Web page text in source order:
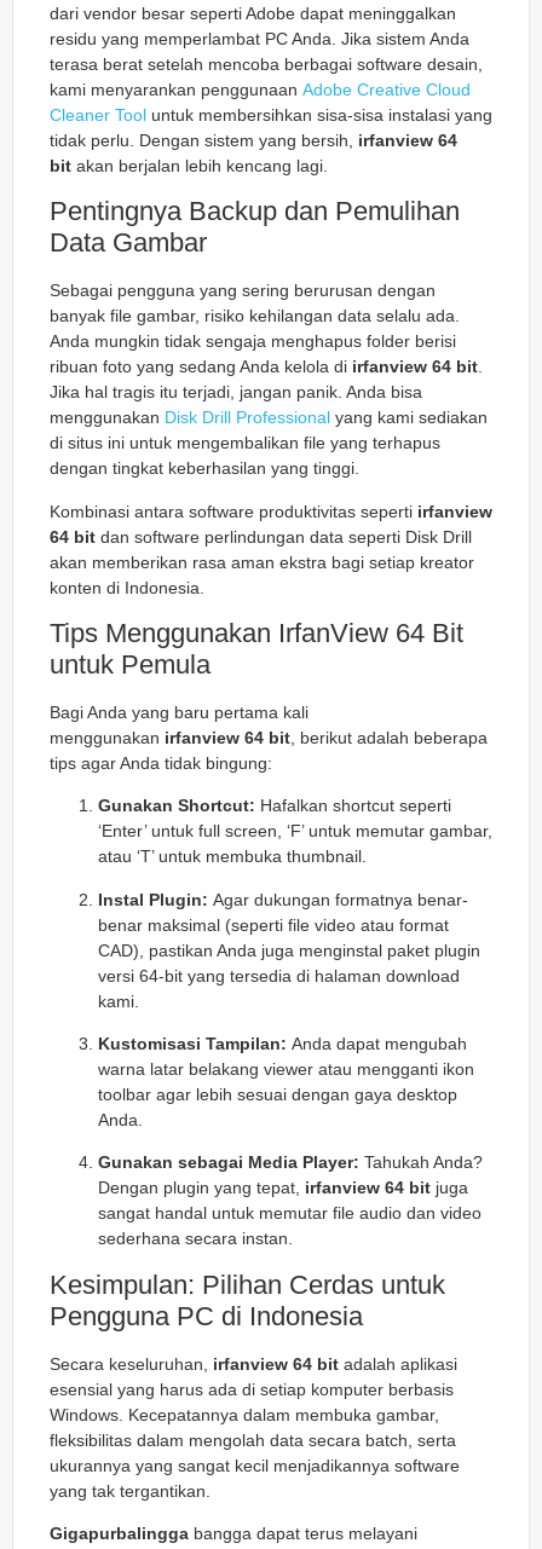
dari vendor besar seperti Adobe dapat meninggalkan
residu yang memperlambat PC Anda. Jika sistem Anda
terasa berat setelah mencoba berbagai software desain,
kami menyarankan penggunaan Adobe Creative Cloud
Cleaner Tool untuk membersihkan sisa-sisa instalasi yang
tidak perlu. Dengan sistem yang bersih, irfanview 64
bit akan berjalan lebih kencang lagi.
Pentingnya Backup dan Pemulihan
Data Gambar
Sebagai pengguna yang sering berurusan dengan
banyak file gambar, risiko kehilangan data selalu ada.
Anda mungkin tidak sengaja menghapus folder berisi
ribuan foto yang sedang Anda kelola di irfanview 64 bit
Jika hal tragis itu terjadi, jangan panik. Anda bisa
menggunakan Disk Drill Professional yang kami sediakan
di situs ini untuk mengembalikan file yang terhapus
dengan tingkat keberhasilan yang tinggi.
Kombinasi antara software produktivitas seperti irfanview
64 bit dan software perlindungan data seperti Disk Drill
akan memberikan rasa aman ekstra bagi setiap kreator
konten di Indonesia.
Tips Menggunakan IrfanView 64 Bit
untuk Pemula
Bagi Anda yang baru pertama kali
menggunakan irfanview 64 bit , berikut adalah beberapa
tips agar Anda tidak bingung:
Gunakan Shortcut: Hafalkan shortcut seperti
‘Enter’ untuk full screen, ‘F’ untuk memutar gambar,
atau ‘T’ untuk membuka thumbnail.
Instal Plugin: Agar dukungan formatnya benar-
benar maksimal (seperti file video atau format
CAD), pastikan Anda juga menginstal paket plugin
versi 64-bit yang tersedia di halaman download
kami.
Kustomisasi Tampilan: Anda dapat mengubah
warna latar belakang viewer atau mengganti ikon
toolbar agar lebih sesuai dengan gaya desktop
Anda.
Gunakan sebagai Media Player: Tahukah Anda?
Dengan plugin yang tepat, irfanview 64 bit juga
sangat handal untuk memutar file audio dan video
sederhana secara instan.
Kesimpulan: Pilihan Cerdas untuk
Pengguna PC di Indonesia
Secara keseluruhan, irfanview 64 bit adalah aplikasi
esensial yang harus ada di setiap komputer berbasis
Windows. Kecepatannya dalam membuka gambar,
fleksibilitas dalam mengolah data secara batch, serta
ukurannya yang sangat kecil menjadikannya software
yang tak tergantikan.
Gigapurbalingga bangga dapat terus melayani